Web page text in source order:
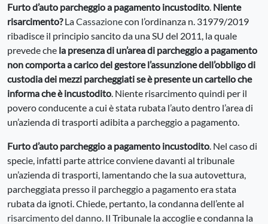
Furto d’auto parcheggio a pagamento incustodito Niente
risarcimento?LaCassazionecon l’ordinanza n. 31979/2019
ribadisce il principio sancito da una SU del 2011, la quale
prevede che la presenza di un’area di parcheggio a pagamento
non comporta a carico del gestore l’assunzione dell’obbligo di
custodia dei mezzi parcheggiati se è presente un cartello che
informa che è incustodito . Niente risarcimento quindi per il
povero conducente a cui è stata rubata l’auto dentro l’area di
un’azienda di trasporti adibita a parcheggio a pagamento.
Furto d’auto parcheggio a pagamento incustodito . Nel caso di
specie, infatti parte attrice conviene davanti al tribunale
un’azienda di trasporti, lamentando che la sua autovettura,
parcheggiata presso il parcheggio a pagamento era stata
rubata da ignoti. Chiede, pertanto, la condanna dell’ente al
risarcimento del danno . Il Tribunale la accoglie e condanna la